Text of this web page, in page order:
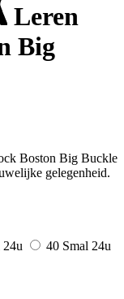
Leren
Big
Boston Big Buckle
gelegenheid.
24u 40 Smal 24u